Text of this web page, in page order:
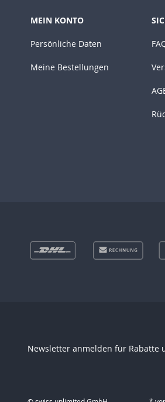
MEIN KONTO
Persönliche Daten
Meine Bestellungen
Newsletter anmelden für Rabatte